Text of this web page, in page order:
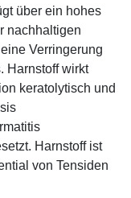
über ein hohes
nachhaltigen
Verringerung
Harnstoff wirkt
keratolytisch und
Harnstoff ist
von Tensiden